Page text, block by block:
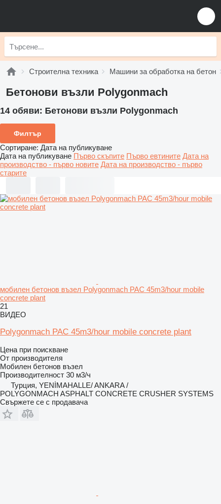
Строителна техника Машини за обработка на бетон
Бетонови възли Polygonmach
14 обяви: Бетонови възли Polygonmach
Филтър
Сортиране: Дата на публикуване
Дата на публикуване Първо скъпите Първо евтините Дата на
производство - първо новите Дата на производство - първо
старите
мобилен бетонов възел Polygonmach PAC 45m3/hour mobile
concrete plant
21
ВИДЕО
Polygonmach PAC 45m3/hour mobile concrete plant
Цена при поискване
От производителя
Мобилен бетонов възел
Производителност 30 м3/ч
Турция, YENİMAHALLE/ ANKARA /
POLYGONMACH ASPHALT CONCRETE CRUSHER SYSTEMS
Свържете се с продавача